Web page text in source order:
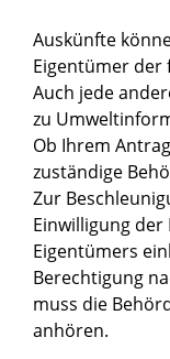
Auskünfte
Eigentümer der
Auch jede
zu
Ob Ihrem
zuständige
Zur
Einwilligung
Eigentümers
Berechtigung
muss die
anhören.